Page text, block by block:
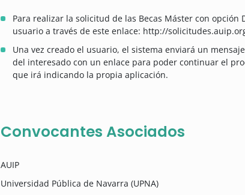
Para realizar la solicitud de las Becas Máster con opción
usuario a través de este enlace: http://
Una vez creado el usuario, el sistema enviará un
del interesado con un enlace para poder continuar el
que irá indicando la propia aplicación.
Convocantes Asociados
AUIP
Universidad Pública de Navarra (UPNA)